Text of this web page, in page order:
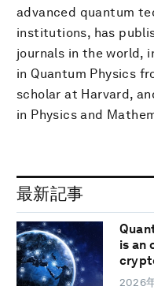
advanced quantum
institutions, has
journals in the world,
in Quantum Physics
scholar at Harvard,
in Physics and
最新記事
is an
2026